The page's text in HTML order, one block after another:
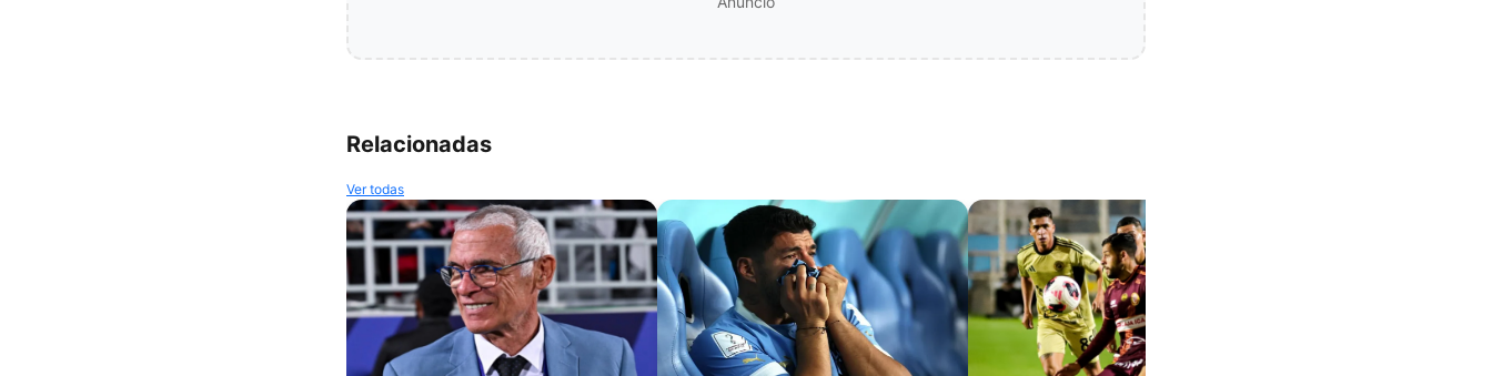
Relacionadas
Ver todas